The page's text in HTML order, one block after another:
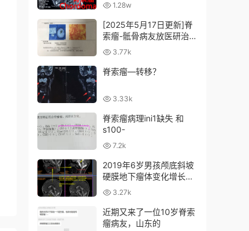
1.28w
[2025年5月17日更新]脊
索瘤-骶骨病友放医研治疗
追踪-王仙总结+猜测
3.77k
脊索瘤—转移？
3.33k
脊索瘤病理ini1缺失 和
s100-
7.2k
2019年6岁男孩颅底斜坡
硬膜地下瘤体变化增长了
3毫米
3.27k
近期又来了一位10岁脊索
瘤病友，山东的